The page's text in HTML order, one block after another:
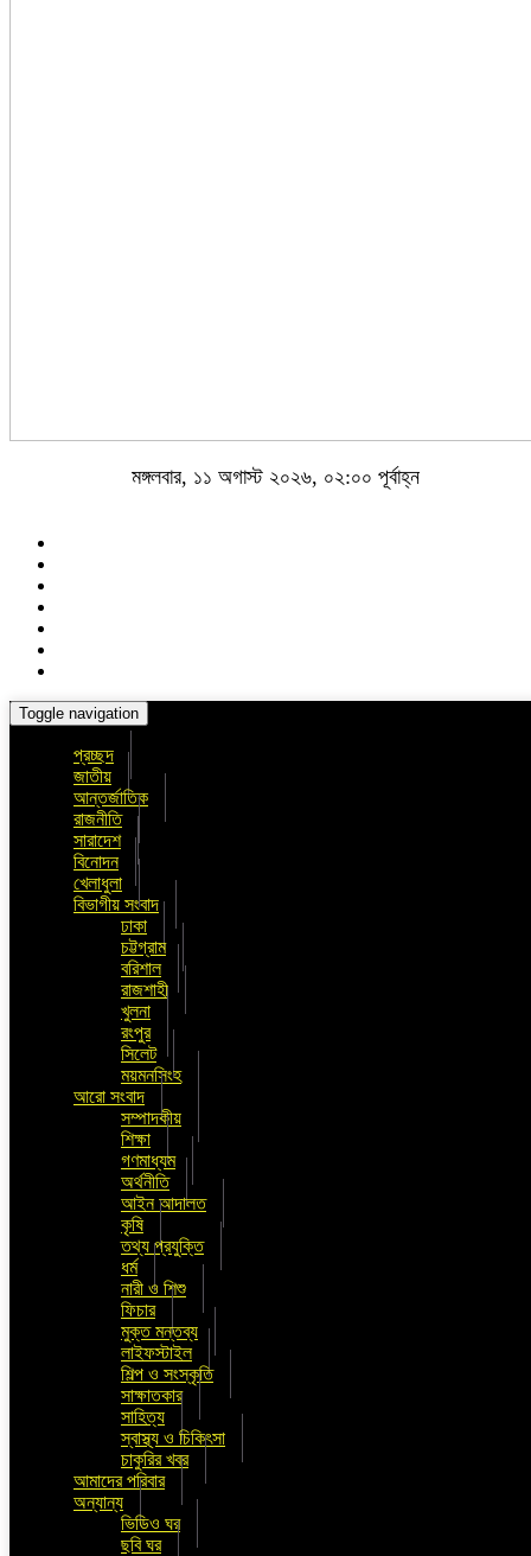
মঙ্গলবার, ১১ অগাস্ট ২০২৬, ০২:০০ পূর্বাহ্ন
Toggle navigation
প্রচ্ছদ
জাতীয়
আন্তর্জাতিক
রাজনীতি
সারাদেশ
বিনোদন
খেলাধুলা
বিভাগীয় সংবাদ
ঢাকা
চট্টগ্রাম
বরিশাল
রাজশাহী
খুলনা
রংপুর
সিলেট
ময়মনসিংহ
আরো সংবাদ
সম্পাদকীয়
শিক্ষা
গণমাধ্যম
অর্থনীতি
আইন আদালত
কৃষি
তথ্য প্রযুক্তি
ধর্ম
নারী ও শিশু
ফিচার
মুক্ত মন্তব্য
লাইফস্টাইল
শিল্প ও সংস্কৃতি
সাক্ষাতকার
সাহিত্য
স্বাস্থ্য ও চিকিৎসা
চাকুরির খবর
আমাদের পরিবার
অন্যান্য
ভিডিও ঘর
ছবি ঘর